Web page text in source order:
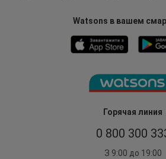
Горячая линия
0 800 300
З 9:00 до 19:00
Watsons в вашем